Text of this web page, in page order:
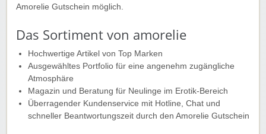
Amorelie Gutschein möglich.
Das Sortiment von amorelie
Hochwertige Artikel von Top Marken
Ausgewähltes Portfolio für eine angenehm zugängliche
Atmosphäre
Magazin und Beratung für Neulinge im Erotik-Bereich
Überragender Kundenservice mit Hotline, Chat und
schneller Beantwortungszeit durch den Amorelie Gutschein